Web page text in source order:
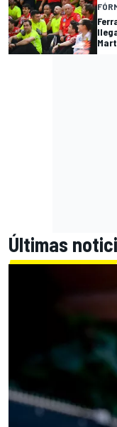
Últimas